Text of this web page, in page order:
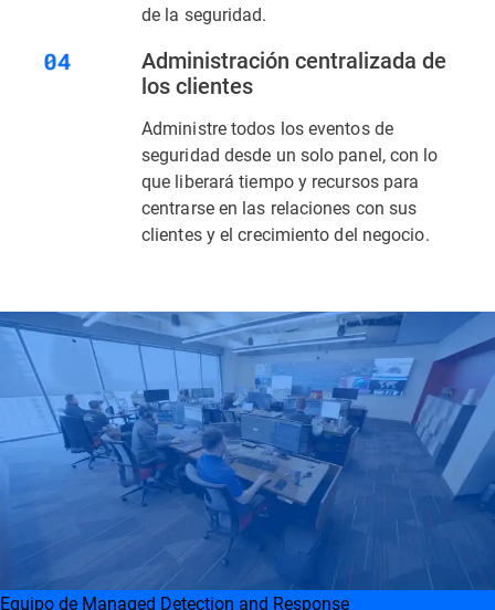
de la seguridad.
Administración centralizada de
los clientes
Administre todos los eventos de
seguridad desde un solo panel, con lo
que liberará tiempo y recursos para
centrarse en las relaciones con sus
clientes y el crecimiento del negocio.
Equipo de Managed Detection and Response